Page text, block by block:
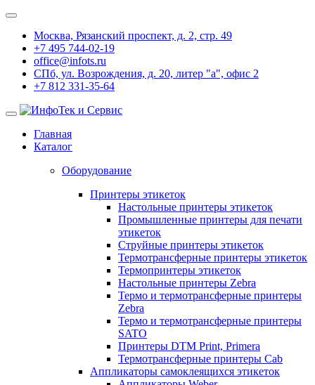
Москва, Рязанский проспект, д. 2, стр. 49
+7 495 744-02-19
office@infots.ru
СПб, ул. Возрождения, д. 20, литер "a", офис 2
+7 812 331-35-64
Главная
Каталог
Оборудование
Принтеры этикеток
Настольные принтеры этикеток
Промышленные принтеры для печати
этикеток
Струйные принтеры этикеток
Термотрансферные принтеры этикеток
Термопринтеры этикеток
Настольные принтеры Zebra
Термо и термотрансферные принтеры
Zebra
Термо и термотрансферные принтеры
SATO
Принтеры DTM Print, Primera
Термотрансферные принтеры Cab
Аппликаторы самоклеящихся этикеток